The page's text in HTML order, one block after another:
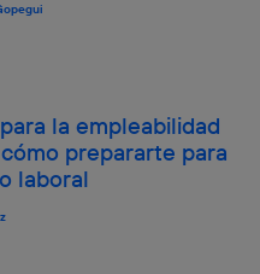
la empleabilidad
prepararte para
laboral